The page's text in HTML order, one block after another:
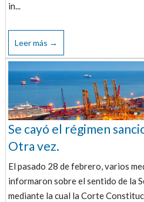
in...
Leer más →
Se cayó el régimen
Otra vez.
El pasado 28 de febrero, varios
informaron sobre el sentido de la
mediante la cual la Corte